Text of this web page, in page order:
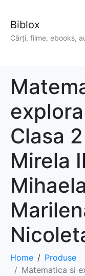
Biblox
Cărți, filme, ebooks,
Clasa
Mirela
Home
Produse
Matematica si